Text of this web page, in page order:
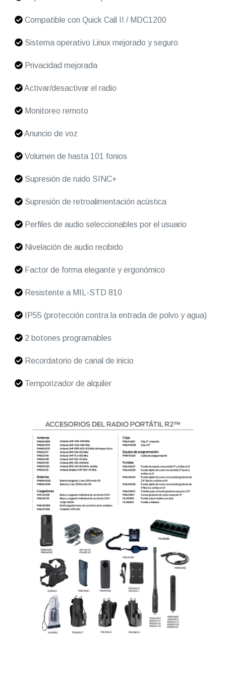
Compatible con Quick Call II / MDC1200
Sistema operativo Linux mejorado y seguro
Privacidad mejorada
Activar/desactivar el radio
Monitoreo remoto
Anuncio de voz
Volumen de hasta 101 fonios
Supresión de ruido SINC+
Supresión de retroalimentación acústica
Perfiles de audio seleccionables por el usuario
Nivelación de audio recibido
Factor de forma elegante y ergonómico
Resistente a MIL-STD 810
IP55 (protección contra la entrada de polvo y agua)
2 botones programables
Recordatorio de canal de inicio
Temporizador de alquiler